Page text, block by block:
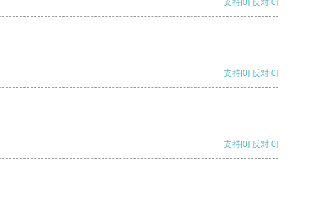
支持 [0] 反对 [0]
支持[0] 反对[0]
支持[0] 反对[0]